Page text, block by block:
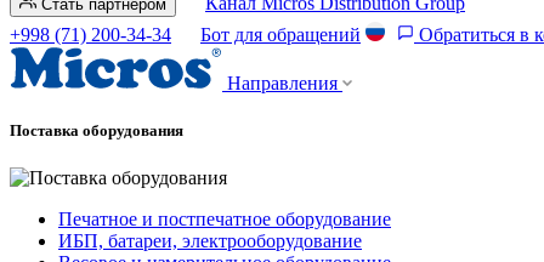
Стать партнёром
+998 (71) 200-34-34
Бот для обращений Обратиться в
Направления
Поставка оборудования
Печатное и постпечатное оборудование
ИБП, батареи, электрооборудование